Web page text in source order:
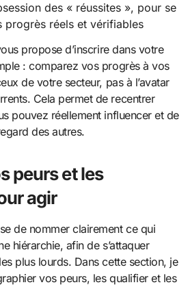
des « réussites », pour se
progrès réels et vérifiables
propose d’inscrire dans votre
: comparez vos progrès à vos
de votre secteur, pas à l’avatar
Cela permet de recentrer
pouvez réellement influencer et de
des autres.
peurs et les
agir
de nommer clairement ce qui
hiérarchie, afin de s’attaquer
plus lourds. Dans cette section, je
vos peurs, les qualifier et les